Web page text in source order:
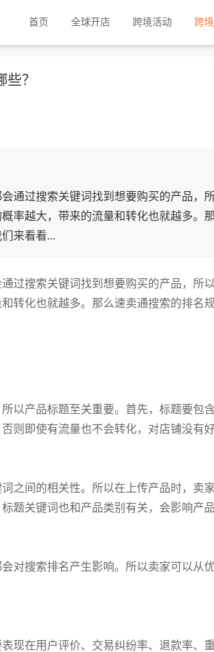
首页 全球开店 跨境活动 跨
？
通过搜索关键词找到想要购买的产品，
率越大，带来的流量和转化也就越多。
来看看...
过搜索关键词找到想要购买的产品，所
转化也就越多。那么速卖通搜索的排名
以产品标题至关重要。首先，标题要包
则即使有流量也不会转化，对店铺没有好
之间的相关性。所以在上传产品时，卖
题关键词也和产品类别有关，会影响产品
对搜索排名产生影响。所以卖家可以从
现在用户评价、交易纠纷率、退款率、